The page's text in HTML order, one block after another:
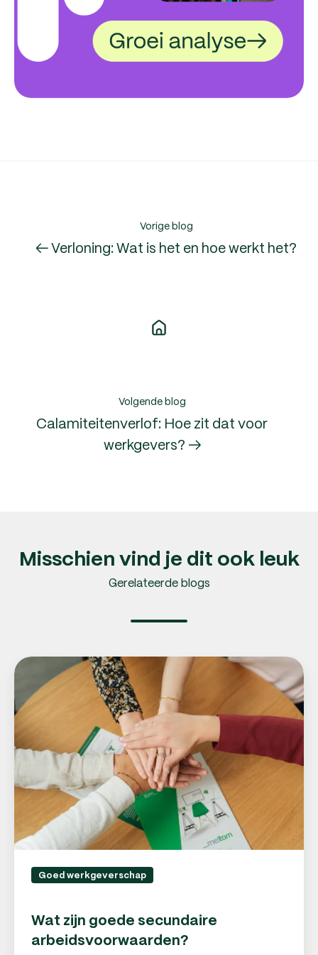
Vorige blog
← Verloning: Wat is het en hoe werkt het?
Volgende blog
Calamiteitenverlof: Hoe zit dat voor
werkgevers? →
Misschien vind je dit ook leuk
Gerelateerde blogs
Wat
goede
secundaire
arbeidsvoorwaarden?
Goed werkgeverschap
Wat zijn goede secundaire
arbeidsvoorwaarden?